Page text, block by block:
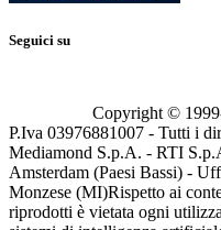
Seguici su
Copyright ©
P.Iva 03976881007 - Tutti i
Mediamond S.p.A. - RTI
Amsterdam (Paesi Bassi) -
Monzese (MI)Rispetto ai
riprodotti è vietata ogni